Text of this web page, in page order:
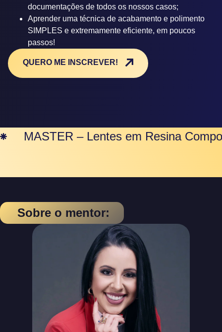
documentações de todos os nossos casos;
Aprender uma técnica de acabamento e polimento
SIMPLES e extremamente eficiente, em poucos
passos!
QUERO ME INSCREVER!
MASTER – Lentes em Resina
Sobre o mentor: